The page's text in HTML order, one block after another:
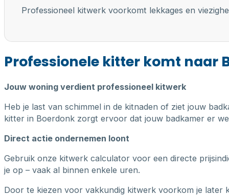
Professioneel kitwerk voorkomt lekkages en
Professionele kitter komt naar
Jouw woning verdient professioneel kitwerk
Heb je last van schimmel in de kitnaden of ziet jouw
kitter in Boerdonk zorgt ervoor dat jouw badkamer er
Direct actie ondernemen loont
Gebruik onze kitwerk calculator voor een directe
je op – vaak al binnen enkele uren.
Door te kiezen voor vakkundig kitwerk voorkom je later